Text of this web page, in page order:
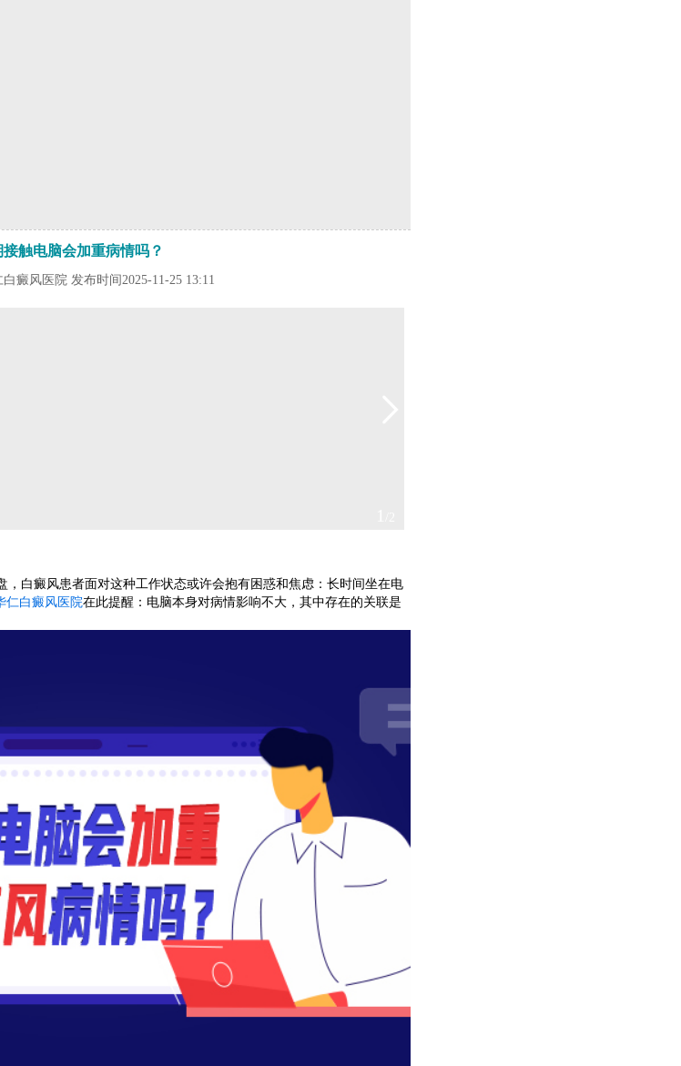
接触电脑会加重病情吗？
癜风医院 发布时间2025-11-25 13:11
白癜风患者面对这种工作状态或许会抱有困惑和焦虑：长时间坐在电
仁白癜风医院在此提醒：电脑本身对病情影响不大，其中存在的关联是